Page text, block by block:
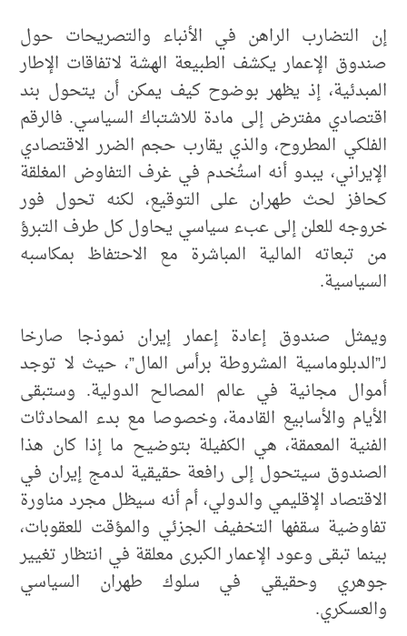
إن التضارب الراهن في الأنباء والتصريحات حول
صندوق الإعمار يكشف الطبيعة الهشة لاتفاقات الإطار
المبدئية، إذ يظهر بوضوح كيف يمكن أن يتحول بند
اقتصادي مفترض إلى مادة للاشتباك السياسي. فالرقم
الفلكي المطروح، والذي يقارب حجم الضرر الاقتصادي
الإيراني، يبدو أنه استُخدم في غرف التفاوض المغلقة
كحافز لحث طهران على التوقيع، لكنه تحول فور
خروجه للعلن إلى عبء سياسي يحاول كل طرف التبرؤ
من تبعاته المالية المباشرة مع الاحتفاظ بمكاسبه
السياسية.
ويمثل صندوق إعادة إعمار إيران نموذجا صارخا
لـ”الدبلوماسية المشروطة برأس المال”، حيث لا توجد
أموال مجانية في عالم المصالح الدولية. وستبقى
الأيام والأسابيع القادمة، وخصوصا مع بدء المحادثات
الفنية المعمقة، هي الكفيلة بتوضيح ما إذا كان هذا
الصندوق سيتحول إلى رافعة حقيقية لدمج إيران في
الاقتصاد الإقليمي والدولي، أم أنه سيظل مجرد مناورة
تفاوضية سقفها التخفيف الجزئي والمؤقت للعقوبات،
بينما تبقى وعود الإعمار الكبرى معلقة في انتظار تغيير
جوهري وحقيقي في سلوك طهران السياسي
والعسكري.